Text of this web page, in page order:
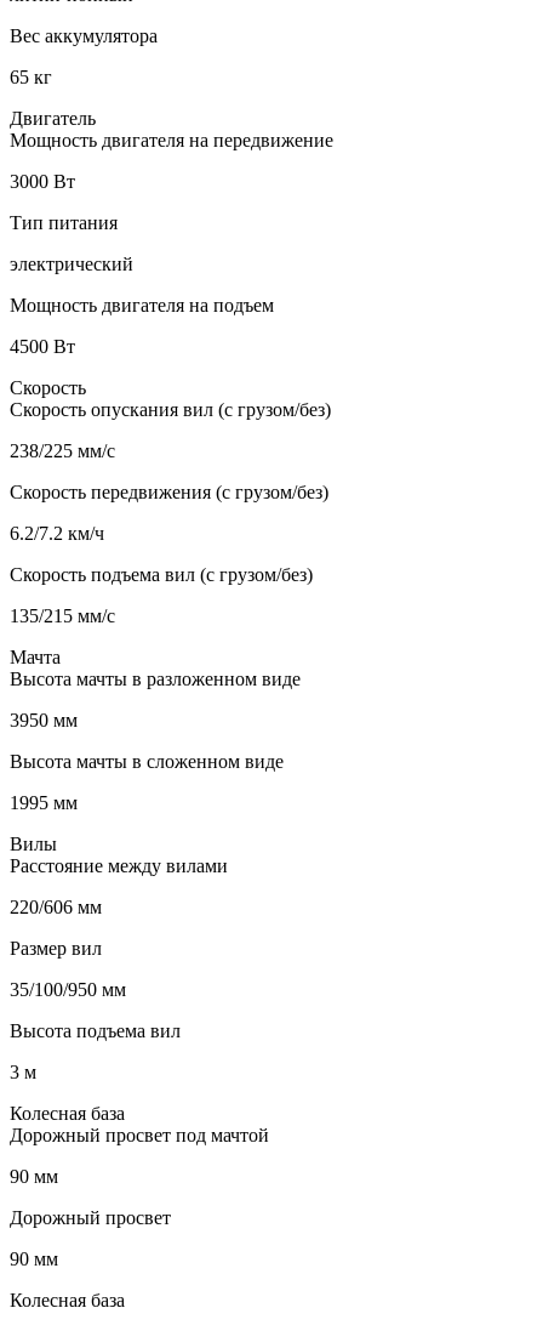
Вес аккумулятора
65 кг
Двигатель
Мощность двигателя на передвижение
3000 Вт
Тип питания
электрический
Мощность двигателя на подъем
4500 Вт
Скорость
Скорость опускания вил (с грузом/без)
238/225 мм/с
Скорость передвижения (с грузом/без)
6.2/7.2 км/ч
Скорость подъема вил (с грузом/без)
135/215 мм/с
Мачта
Высота мачты в разложенном виде
3950 мм
Высота мачты в сложенном виде
1995 мм
Вилы
Расстояние между вилами
220/606 мм
Размер вил
35/100/950 мм
Высота подъема вил
3 м
Колесная база
Дорожный просвет под мачтой
90 мм
Дорожный просвет
90 мм
Колесная база